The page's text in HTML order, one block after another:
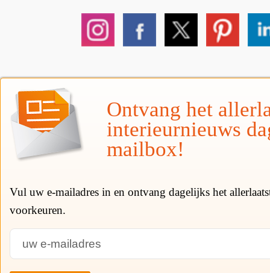
Ontvang het
interieurnieuws
mailbox!
Vul uw e-mailadres in en ontvang dagelijks het
voorkeuren.